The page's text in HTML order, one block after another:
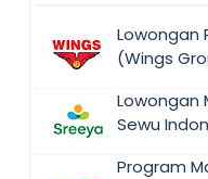
Lowongan
(Wings
Lowongan
Sewu
Program